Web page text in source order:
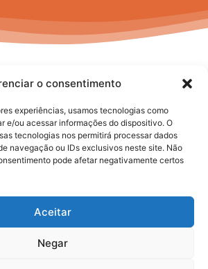
o consentimento
experiências, usamos tecnologias como
e/ou acessar informações do dispositivo. O
tecnologias nos permitirá processar dados
navegação ou IDs exclusivos neste site. Não
pode afetar negativamente certos
Aceitar
Negar